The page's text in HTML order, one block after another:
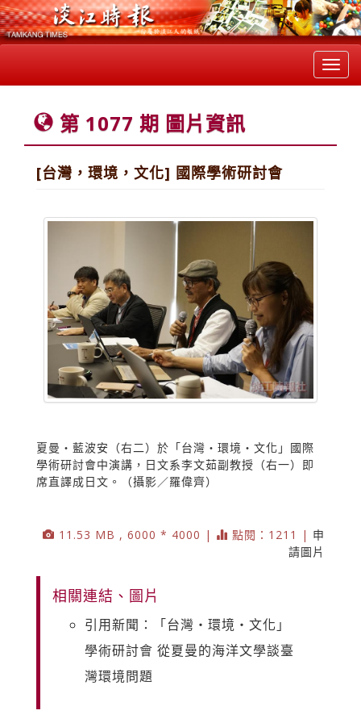
第 1077 期 圖片資訊
[台灣，環境，文化] 國際學術研討會
夏曼‧藍波安（右二）於「台灣‧環境‧文化」國際
學術研討會中演講，日文系李文茹副教授（右一）即
席直譯成日文。（攝影／羅偉齊）
11.53 MB , 6000 * 4000 | 點閱：1211 | 申
請圖片
相關連結、圖片
引用新聞：「台灣‧環境‧文化」
學術研討會 從夏曼的海洋文學談臺
灣環境問題